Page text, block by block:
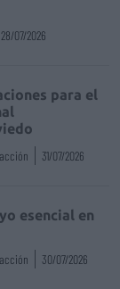
28/07/2026
para el
31/07/2026
esencial en
30/07/2026